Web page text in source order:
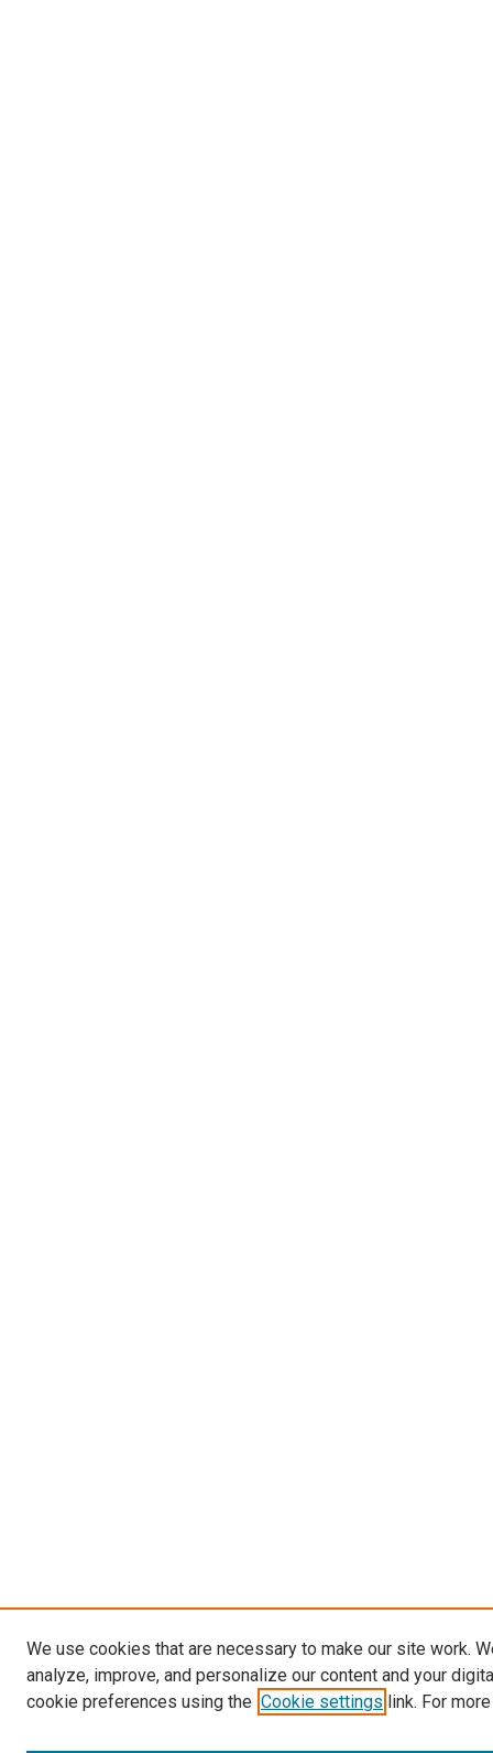
We use cookies that are necessary to make our site work.
analyze, improve, and personalize our content and your
cookie preferences using the Cookie settings link. For